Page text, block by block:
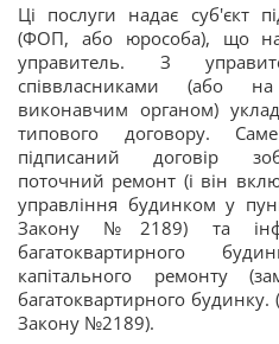
Ці послуги надає суб'єкт
(ФОП, або юрособа), що на
управитель. З
співвласниками (або
виконавчим органом)
типового договору.
підписаний договір
поточний ремонт (і він
управління будинком у
Закону №2189) та
багатоквартирного
капітального ремонту
багатоквартирного будинку.
Закону №2189).